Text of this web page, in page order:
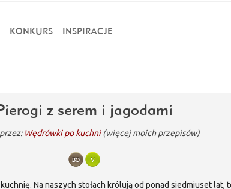
KONKURS INSPIRACJE
z serem i jagodami
Wędrówki po kuchni (więcej moich przepisów)
Na naszych stołach królują od ponad siedmiuset lat,